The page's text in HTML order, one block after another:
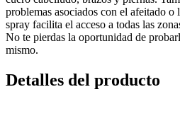
problemas asociados con el afeitado
spray facilita el acceso a todas las
No te pierdas la oportunidad de
mismo.
Detalles del producto